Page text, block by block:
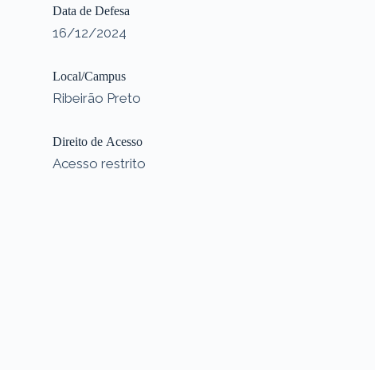
Data de Defesa
16/12/2024
Local/Campus
Ribeirão Preto
Direito de Acesso
Acesso restrito